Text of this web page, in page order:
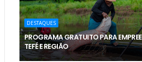
DESTAQUES
PROGRAMA GRATUITO PARA
TEFÉ E REGIÃO